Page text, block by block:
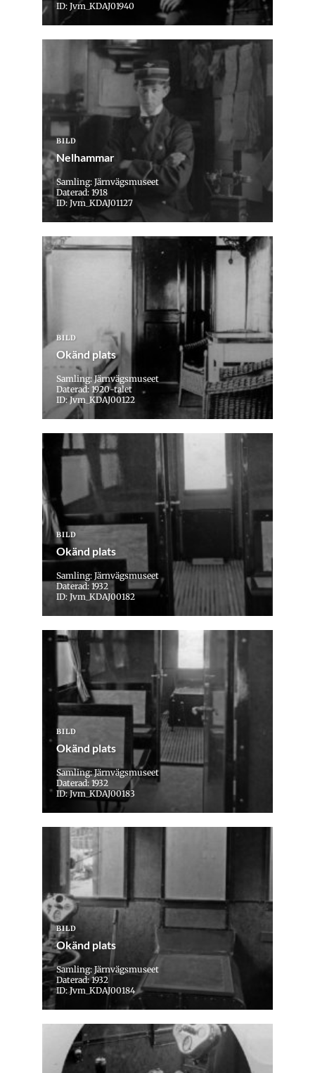
ID: Jvm_KDAJ01940
BILD
Nelhammar
Samling: Järnvägsmuseet
Daterad: 1918
ID: Jvm_KDAJ01127
BILD
Okänd plats
Samling: Järnvägsmuseet
Daterad: 1920-talet
ID: Jvm_KDAJ00122
BILD
Okänd plats
Samling: Järnvägsmuseet
Daterad: 1932
ID: Jvm_KDAJ00182
BILD
Okänd plats
Samling: Järnvägsmuseet
Daterad: 1932
ID: Jvm_KDAJ00183
BILD
Okänd plats
Samling: Järnvägsmuseet
Daterad: 1932
ID: Jvm_KDAJ00184